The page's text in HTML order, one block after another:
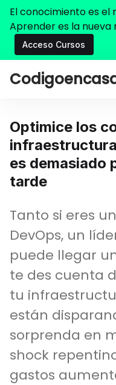
El conocimiento es el
Aprender es la nueva
Acceso Cursos
Optimice los
es demasiado
tarde
Tanto si eres
DevOps, un
puede llegar
te des cuenta
tu
están
sorprenda en
shock
gastos